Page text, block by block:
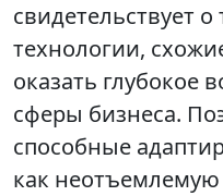
свидетельствует
технологии,
оказать глубокое
сферы бизнеса.
способные
как неотъемлемую